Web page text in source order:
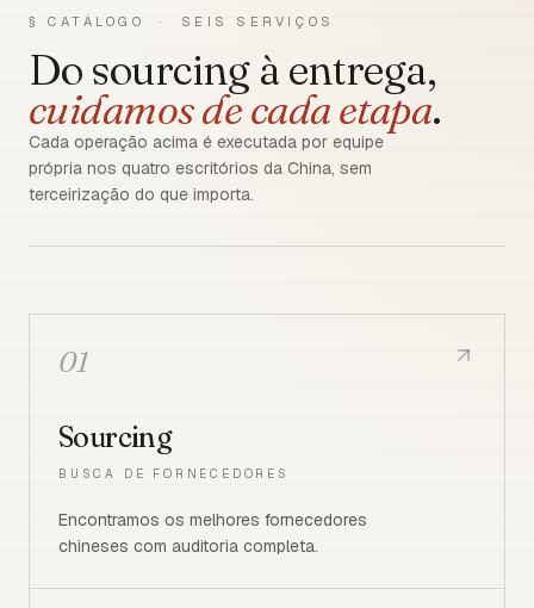
§ CATÁLOGO · SEIS SERVIÇOS
Do sourcing à entrega,
cuidamos de cada etapa.
Cada operação acima é executada por equipe
própria nos quatro escritórios da China, sem
terceirização do que importa.
01
Sourcing
BUSCA DE FORNECEDORES
Encontramos os melhores fornecedores
chineses com auditoria completa.